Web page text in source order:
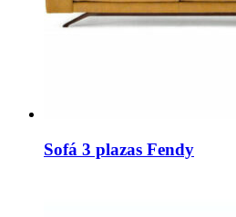
Sofá 3 plazas Fendy